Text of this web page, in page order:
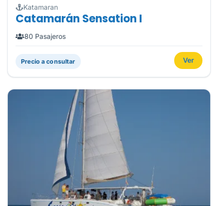
Katamaran
Catamarán Sensation I
80 Pasajeros
Precio a consultar Ver